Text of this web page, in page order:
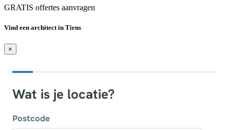
GRATIS offertes aanvragen
Vind een architect in Tirns
×